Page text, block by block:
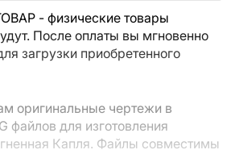
напрямую.
- физические товары
После оплаты вы мгновенно
загрузки приобретенного
оригинальные чертежи в
файлов для изготовления
Капля. Файлы совместимы